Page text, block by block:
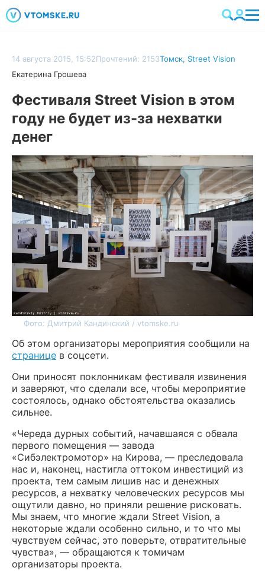
14 августа 2015, 15:52Прочтений: 2153Томск, Street Vision
Екатерина Грошева
Фестиваля Street Vision в этом
году не будет из-за нехватки
денег
Фото: Дмитрий Кандинский / vtomske.ru
Об этом организаторы мероприятия сообщили на
странице в соцсети.
Они приносят поклонникам фестиваля извинения
и заверяют, что сделали все, чтобы мероприятие
состоялось, однако обстоятельства оказались
сильнее.
«Череда дурных событий, начавшаяся с обвала
первого помещения — завода
«Сибэлектромотор» на Кирова, — преследовала
нас и, наконец, настигла оттоком инвестиций из
проекта, тем самым лишив нас и денежных
ресурсов, а нехватку человеческих ресурсов мы
ощутили давно, но приняли решение рисковать.
Мы знаем, что многие ждали Street Vision, а
некоторые ждали особенно сильно, и то что мы
чувствуем сейчас, это поверьте, отвратительные
чувства», — обращаются к томичам
организаторы проекта.